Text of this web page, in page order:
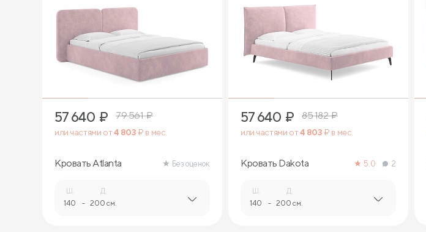
4
57 640 ₽ 79 561₽
или частями от4 803 ₽ в мес.
Кровать Atlanta Без оценок
Ш.
140 -
Д.
200 см.
57 640 ₽ 85 182₽
или частями от4 803 ₽ в мес.
Кровать Dakota 5.0 2
Ш.
140 -
Д.
200 см.